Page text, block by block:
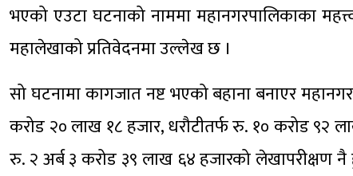
भएको एउटा घटनाको नाममा महानगरपालिकाका
महालेखाको प्रतिवेदनमा उल्लेख छ ।
सो घटनामा कागजात नष्ट भएको बहाना बनाएर
करोड २० लाख १८ हजार, धरौटीतर्फ रु. १० करोड ९२
रु. २ अर्ब ३ करोड ३९ लाख ६४ हजारको